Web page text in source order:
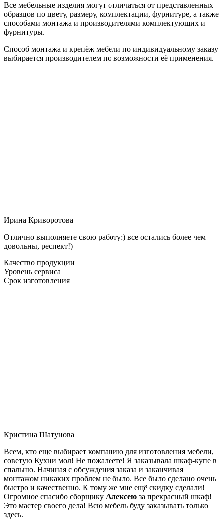
Все мебельные изделия могут отличаться от представленных
образцов по цвету, размеру, комплектации, фурнитуре, а также
способами монтажа и производителями комплектующих и
фурнитуры.
Способ монтажа и крепёж мебели по индивидуальному заказу
выбирается производителем по возможности её применения.
Ирина Криворотова
Отлично выполняете свою работу:) все остались более чем
довольны, респект!)
Качество продукции
Уровень сервиса
Срок изготовления
Кристина Шатунова
Всем, кто еще выбирает компанию для изготовления мебели,
советую Кухни мол! Не пожалеете! Я заказывала шкаф-купе в
спальню. Начиная с обсуждения заказа и заканчивая
монтажом никаких проблем не было. Все было сделано очень
быстро и качественно. К тому же мне ещё скидку сделали!
Огромное спасибо сборщику Алексею за прекрасный шкаф!
Это мастер своего дела! Всю мебель буду заказывать только
здесь.